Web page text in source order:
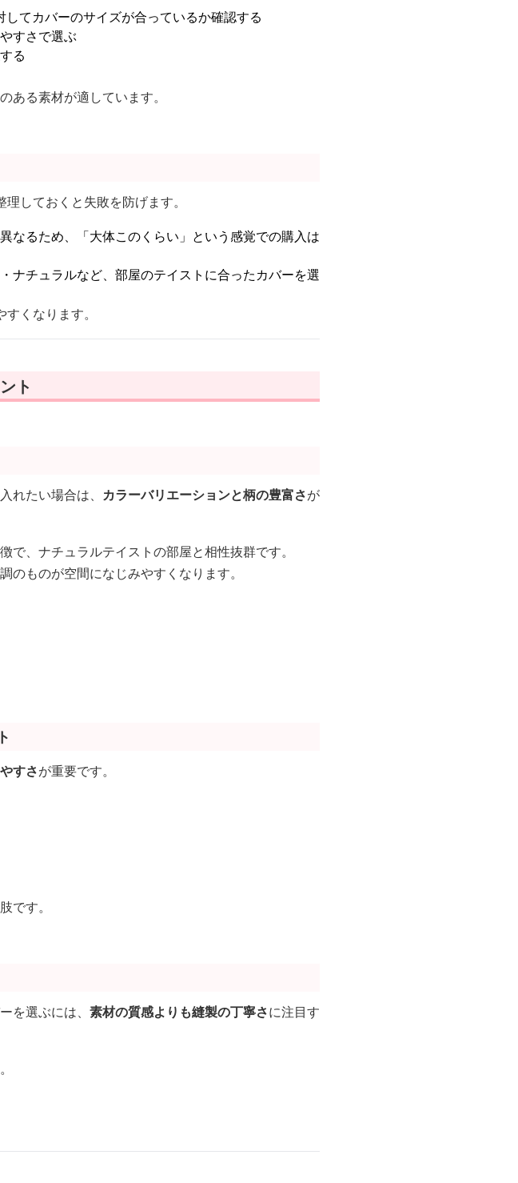
てカバーのサイズが合っているか確認する
すさで選ぶ
る
ある素材が適しています。
しておくと失敗を防げます。
なるため、「大体このくらい」という感覚での購入は
ナチュラルなど、部屋のテイストに合ったカバーを選
くなります。
ト
れたい場合は、 カラーバリエーションと柄の豊富さが
、ナチュラルテイストの部屋と相性抜群です。
ものが空間になじみやすくなります。
すさが重要です。
です。
を選ぶには、 素材の質感よりも縫製の丁寧さに注目す